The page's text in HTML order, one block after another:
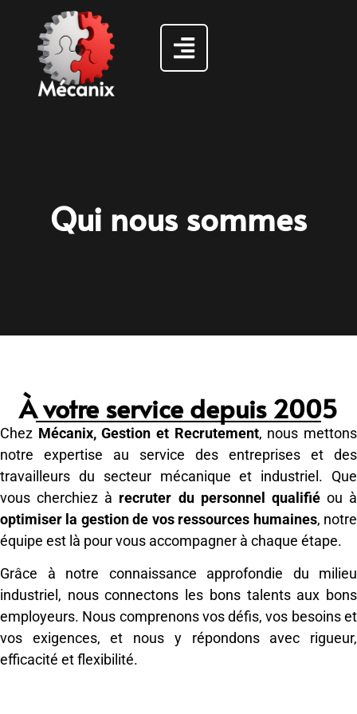
Qui nous sommes
À votre service depuis 2005
Chez Mécanix, Gestion et Recrutement, nous mettons
notre expertise au service des entreprises et des
travailleurs du secteur mécanique et industriel. Que
vous cherchiez à recruter du personnel qualifiéou à
optimiser la gestion de vos ressources humaines, notre
équipe est là pour vous accompagner à chaque étape.
Grâce à notre connaissance approfondie du milieu
industriel, nous connectons les bons talents aux bons
employeurs. Nous comprenons vos défis, vos besoins et
vos exigences, et nous y répondons avec rigueur,
efficacité et flexibilité.